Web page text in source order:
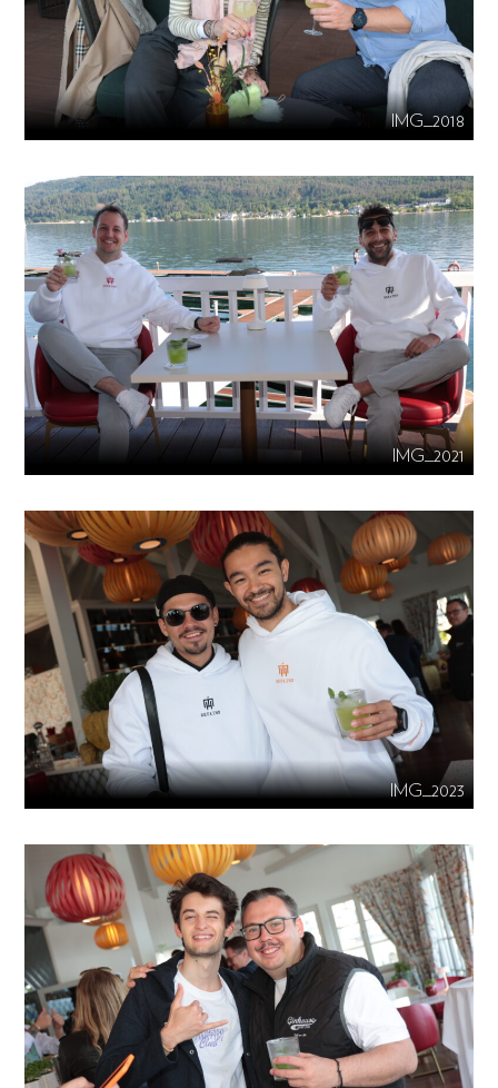
IMG_2018
IMG_2021
IMG_2023